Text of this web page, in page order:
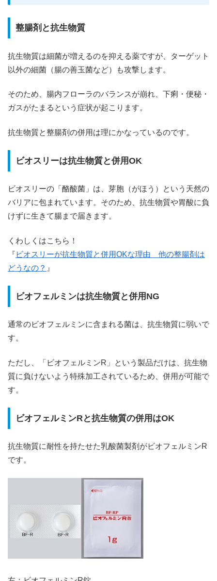
整腸剤と抗生物質
抗生物質は細菌が増えるのを抑える薬ですが、ターゲット
以外の細菌（腸の善玉菌など）も攻撃します。
そのため、腸内フローラのバランスが崩れ、下痢・便秘・
ガスがたまるという症状が起こります。
抗生物質と整腸剤の併用は理にかなっているのです。
ビオスリーは抗生物質と併用OK
ビオスリーの「酪酸菌」は、芽胞（がほう）という天然の
バリアに包まれています。そのため、抗生物質や胃酸に負
けずに生きて腸まで届きます。
くわしくはこちら！
『 ビオスリーが抗生物質と併用OKな理由 他の整腸剤は
どうなの？ 』
ビオフェルミンは抗生物質と併用NG
通常のビオフェルミンに含まれる菌は、抗生物質に弱いで
す。
ただし、「ビオフェルミンR」という製品だけは、抗生物
質に負けないよう特殊加工されているため、併用が可能で
す。
ビオフェルミンRと抗生物質の併用はOK
抗生物質に耐性を持たせた乳酸菌製剤がビオフェルミンR
です。